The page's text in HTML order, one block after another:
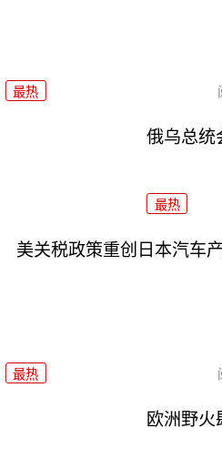
最热
俄乌总统
最热
美关税政策重创日本汽车
最热
欧洲野火